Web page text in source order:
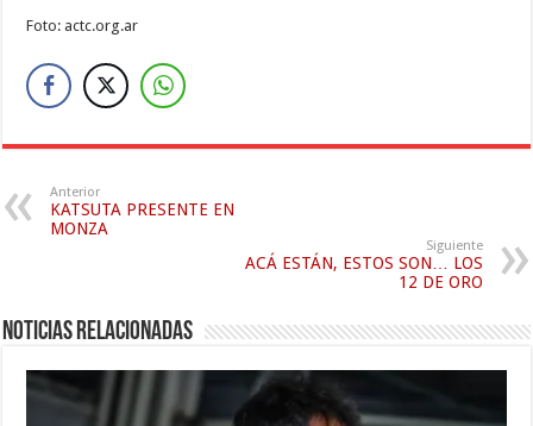
Foto: actc.org.ar
Anterior
KATSUTA PRESENTE EN
MONZA
Siguiente
ACÁ ESTÁN, ESTOS SON… LOS
12 DE ORO
Noticias relacionadas